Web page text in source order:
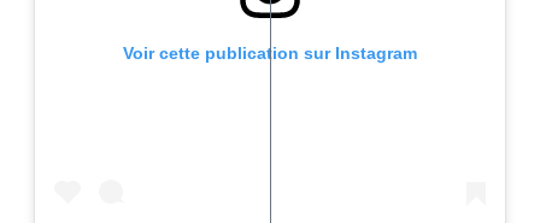
Voir cette publication sur Instagram